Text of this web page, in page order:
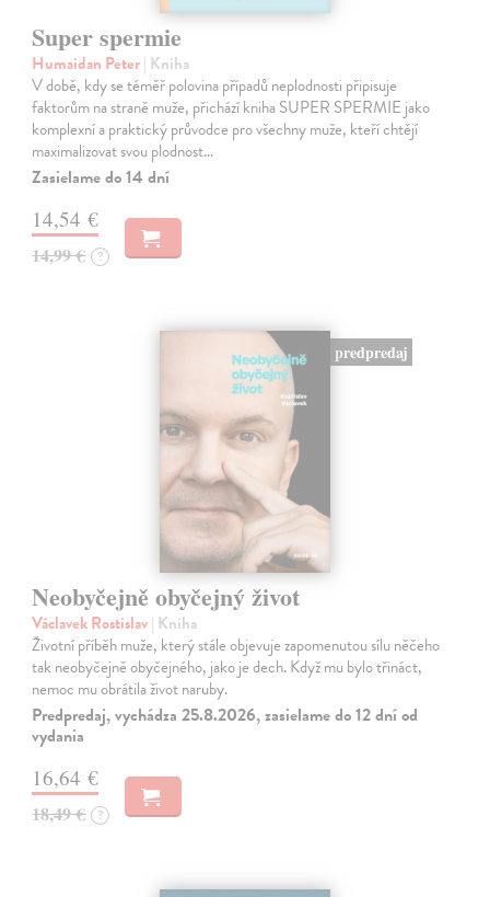
Super spermie
Humaidan Peter| Kniha
V době, kdy se téměř polovina případů neplodnosti připisuje
faktorům na straně muže, přichází kniha SUPER SPERMIE jako
komplexní a praktický průvodce pro všechny muže, kteří chtějí
maximalizovat svou plodnost…
Zasielame do 14 dní
14,54 €
14,99 € ?
predpredaj
Neobyčejně obyčejný život
Václavek Rostislav| Kniha
Životní příběh muže, který stále objevuje zapomenutou sílu něčeho
tak neobyčejně obyčejného, jako je dech. Když mu bylo třináct,
nemoc mu obrátila život naruby.
Predpredaj, vychádza 25.8.2026, zasielame do 12 dní od
vydania
16,64 €
18,49 € ?